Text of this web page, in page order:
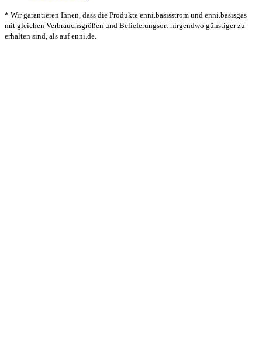
* Wir garantieren Ihnen, dass die Produkte enni.basisstrom und enni.basisgas
mit gleichen Verbrauchsgrößen und Belieferungsort nirgendwo günstiger zu
erhalten sind, als auf enni.de.